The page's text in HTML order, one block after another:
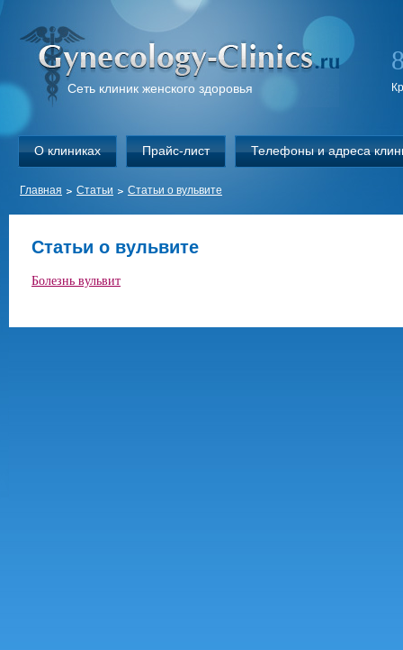
Сеть клиник женского здоровья
О клиниках Прайс-лист Телефоны и адреса
Главная Статьи Статьи о вульвите
Статьи о вульвите
Болезнь вульвит